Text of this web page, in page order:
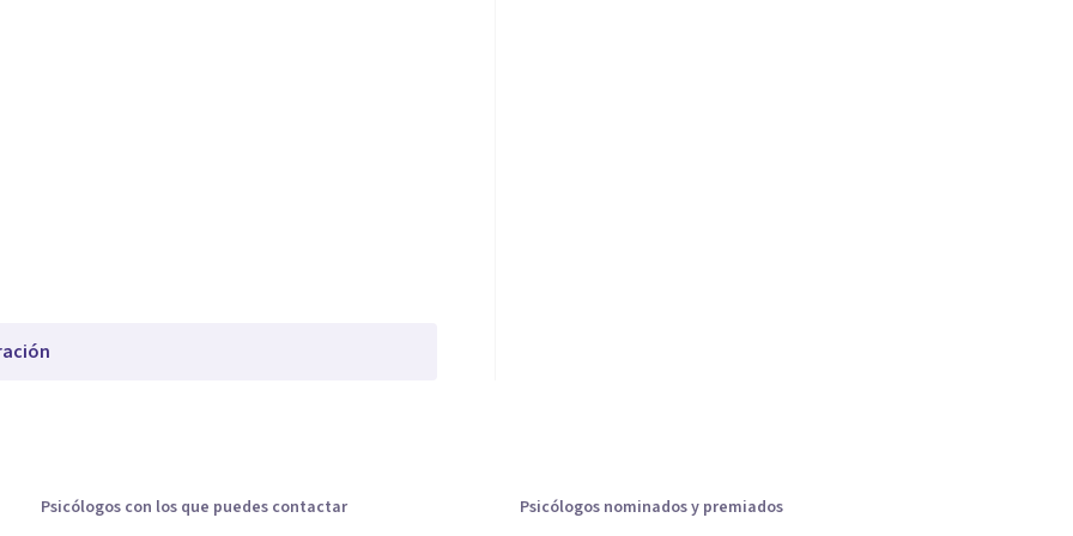
Psicólogos con los que puedes contactar Psicólogos nominados y premiados